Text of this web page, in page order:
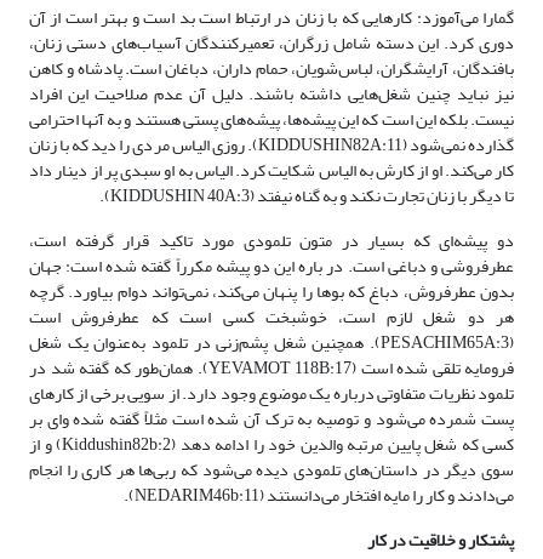
گمارا می‌آموزد: کارهایی که با زنان در ارتباط است بد است و بهتر است از آن
دوری کرد. این دسته شامل زرگران، تعمیرکنندگان آسیاب‌های دستی‌ زنان،
بافندگان، آرایشگران، لباس‌شویان، حمام داران، دباغان است. پادشاه و کاهن
نیز نباید چنین شغل‌هایی داشته باشند. دلیل آن عدم صلاحیت این افراد
نیست. بلکه این است که این پیشه‌ها، پیشه‌های پستی هستند و به آنها احترامی
گذارده نمی‌شود (KIDDUSHIN82A:11). روزی الیاس مردی را دید که با زنان
کار می‌کند. او از کارش به الیاس شکایت کرد. الیاس به او سبدی پر از دینار داد
تا دیگر با زنان تجارت نکند و به گناه نیفتد (KIDDUSHIN 40A:3).
دو پیشه‌ای که بسیار در متون تلمودی مورد تاکید قرار گرفته است،
عطرفروشی و دباغی است. در باره این دو پیشه مکرراً گفته شده است: جهان
بدون عطرفروش، دباغ که بوها را پنهان می‌کند، نمی‌تواند دوام بیاورد. گرچه
هر دو شغل لازم است، خوشبخت کسی است که عطرفروش است
(PESACHIM65A:3). همچنین شغل پشم‌زنی در تلمود به‌عنوان یک شغل
فرومایه تلقی شده است (YEVAMOT 118B:17). همان‌طور که گفته شد در
تلمود نظریات متفاوتی درباره یک موضوع وجود دارد. از سویی برخی از کارهای
پست شمرده می‌شود و توصیه به ترک آن شده است مثلاً گفته شده وای بر
کسی که شغل پایین مرتبه والدین خود را ادامه دهد (Kiddushin82b:2) و از
سوی دیگر در داستان‌های تلمودی دیده می‌شود که ربی‌ها هر کاری را انجام
می‌دادند و کار را مایه افتخار می‌دانستند (NEDARIM46b:11).
پشتکار و خلاقیت در کار